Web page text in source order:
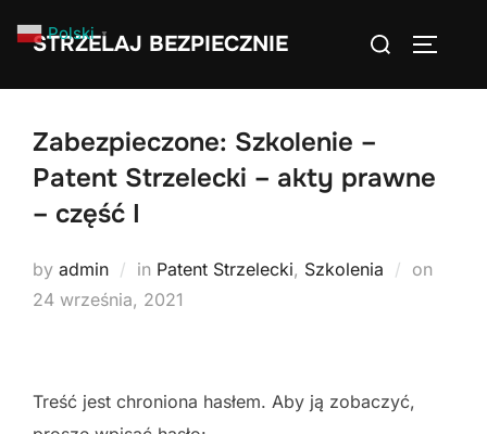
STRZELAJ BEZPIECZNIE
Search
Zabezpieczone: Szkolenie –
Patent Strzelecki – akty prawne
– część I
by admin in Patent Strzelecki, Szkolenia on
24 września, 2021
Treść jest chroniona hasłem. Aby ją zobaczyć,
Polski ▼